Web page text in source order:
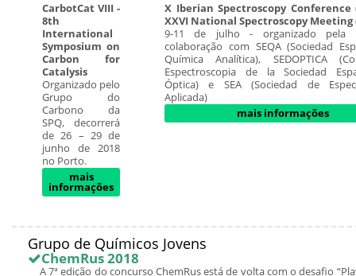
CarbotCat VIII -
8th
International
Symposium on
Carbon for
Catalysis
Organizado pelo
Grupo do
Carbono da
SPQ, decorrerá
de 26 – 29 de
junho de 2018
no Porto.
mais
informações
X Iberian Spectroscopy Conference
XXVI National Spectroscopy Meeting
9-11 de julho - organizado pela
colaboração com SEQA (Sociedad
Química Analítica), SEDOPTICA
Espectroscopia de la Sociedad
Óptica) e SEA (Sociedad de
Aplicada)
mais informações
Grupo de Químicos Jovens
ChemRus 2018
A 7ª edição do concurso ChemRus está de volta com o desafio